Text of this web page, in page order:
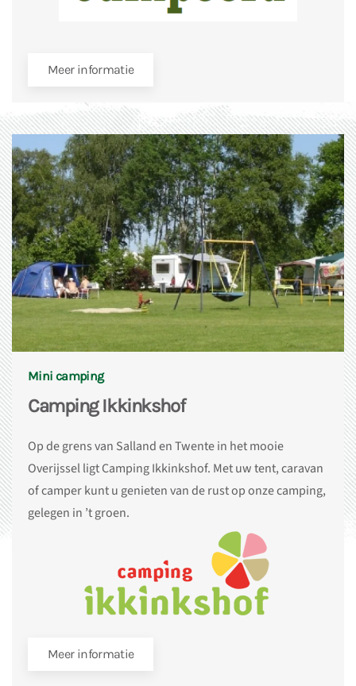
Meer informatie
Mini camping
Camping Ikkinkshof
Op de grens van Salland en Twente in het mooie
Overijssel ligt Camping Ikkinkshof. Met uw tent, caravan
of camper kunt u genieten van de rust op onze camping,
gelegen in ’t groen.
Meer informatie